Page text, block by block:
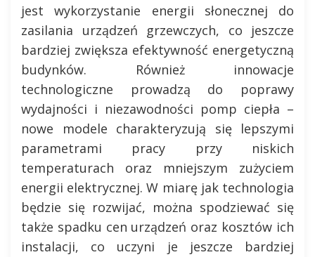
jest wykorzystanie energii słonecznej do
zasilania urządzeń grzewczych, co jeszcze
bardziej zwiększa efektywność energetyczną
budynków. Również innowacje
technologiczne prowadzą do poprawy
wydajności i niezawodności pomp ciepła –
nowe modele charakteryzują się lepszymi
parametrami pracy przy niskich
temperaturach oraz mniejszym zużyciem
energii elektrycznej. W miarę jak technologia
będzie się rozwijać, można spodziewać się
także spadku cen urządzeń oraz kosztów ich
instalacji, co uczyni je jeszcze bardziej